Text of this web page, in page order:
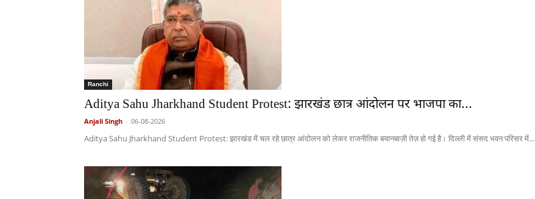
Ranchi
Aditya Sahu Jharkhand Student Protest: झारखंड छात्र आंदोलन पर भाजपा का...
Anjali Singh - 06-08-2026
Aditya Sahu Jharkhand Student Protest: झारखंड में चल रहे छात्र आंदोलन को लेकर राजनीतिक बयानबाज़ी तेज़ हो गई है। दिल्ली में संसद भवन परिसर में...